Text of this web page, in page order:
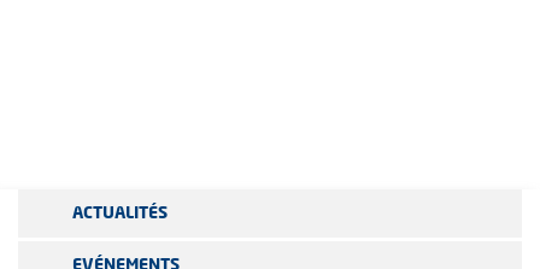
ACTUALITÉS
EVÉNEMENTS